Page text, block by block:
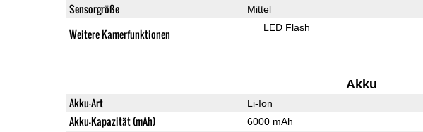
Sensorgröße Mittel
Weitere Kamerfunktionen LED Flash
Akku
Akku-Art Li-Ion
Akku-Kapazität (mAh) 6000 mAh